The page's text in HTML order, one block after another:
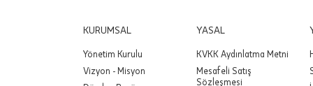
KURUMSAL
Yönetim Kurulu
Vizyon - Misyon
YASAL
KVKK Aydınlatma Metni
Mesafeli Satış
Sözleşmesi
Önemli: